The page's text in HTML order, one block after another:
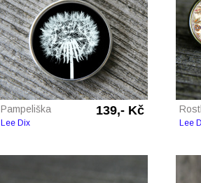
Pampeliška 139,- Kč
Lee Dix Lee